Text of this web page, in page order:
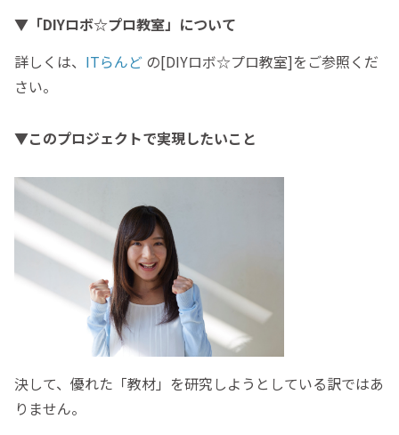
▼「DIYロボ☆プロ教室」について
詳しくは、 ITらんど の[DIYロボ☆プロ教室]をご参照くだ
さい。
▼このプロジェクトで実現したいこと
決して、優れた「教材」を研究しようとしている訳ではあ
りません。